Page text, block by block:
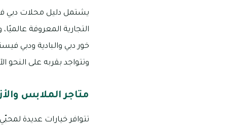
يشتمل دليل محلات دبي
التجارية المعروفة
خور دبي والبادية ودبي
وتتواجد بقربه على النحو
متاجر الملابس
تتوافر خيارات عديدة